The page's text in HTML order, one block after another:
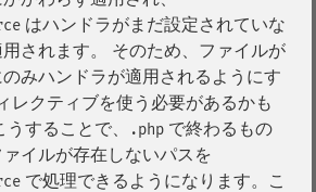
はハンドラがまだ設定されていな
されます。 そのため、ファイルが
みハンドラが適用されるようにす
レクティブを使う必要があるかも
することで、
.php で終わるもの
イルが存在しないパスを
で処理できるようになります。こ